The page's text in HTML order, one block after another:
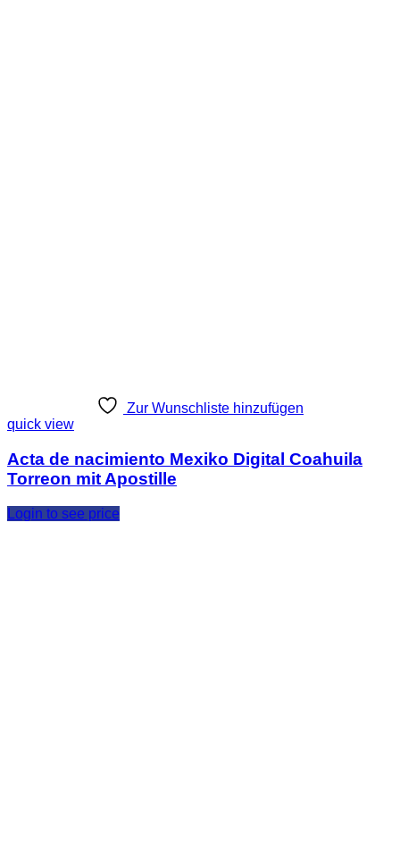
Zur Wunschliste hinzufügen
quick view
Acta de nacimiento Mexiko Digital Coahuila
Torreon mit Apostille
Login to see price